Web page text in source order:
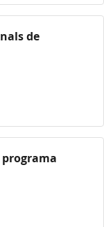
de
programa